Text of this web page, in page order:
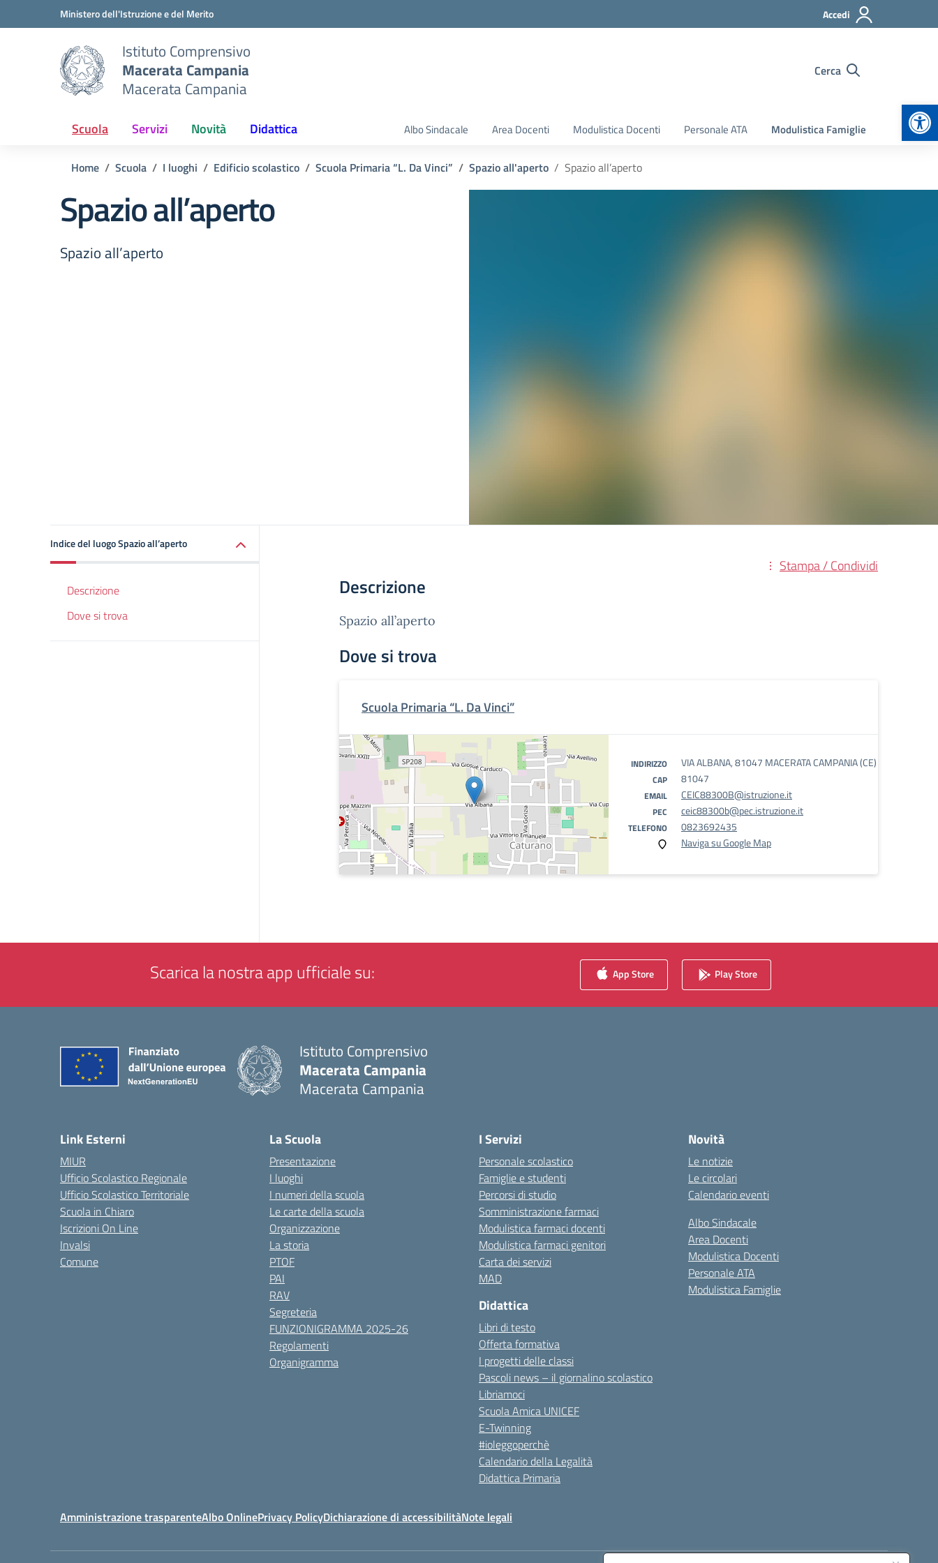
Vai ai contenuti
Vai al menu di navigazioneMinistero dell'Istruzione e del Merito Accedi
Istituto Comprensivo
Macerata Campania
Macerata Campania
Cerca
Scuola Servizi Novità Didattica Albo Sindacale Area Docenti Modulistica Docenti Personale ATA Modulistica Famiglie
Home Scuola I luoghi Edificio scolastico Scuola Primaria “L. Da Vinci” Spazio all'aperto Spazio all’aperto
Spazio all’aperto
Spazio all’aperto
Indice del luogo Spazio all’aperto
Descrizione
Dove si trova
Stampa / Condividi
Descrizione
Spazio all’aperto
Dove si trova
Scuola Primaria “L. Da Vinci”
INDIRIZZO VIA ALBANA, 81047 MACERATA CAMPANIA (CE)
CAP 81047
EMAIL CEIC88300B@istruzione.it
PEC ceic88300b@pec.istruzione.it
TELEFONO
0823692435
Naviga su Google Map
Scarica la nostra app ufficiale su: App Store Play Store
Istituto Comprensivo
Macerata Campania
Macerata Campania
Link Esterni
MIUR
Ufficio Scolastico Regionale
Ufficio Scolastico Territoriale
Scuola in Chiaro
Iscrizioni On Line
Invalsi
Comune
La Scuola
Presentazione
I luoghi
I numeri della scuola
Le carte della scuola
Organizzazione
La storia
PTOF
PAI
RAV
Segreteria
FUNZIONIGRAMMA 2025-26
Regolamenti
Organigramma
I Servizi
Personale scolastico
Famiglie e studenti
Percorsi di studio
Somministrazione farmaci
Modulistica farmaci docenti
Modulistica farmaci genitori
Carta dei servizi
MAD
Didattica
Libri di testo
Offerta formativa
I progetti delle classi
Pascoli news – il giornalino scolastico
Libriamoci
Scuola Amica UNICEF
E-Twinning
#ioleggoperchè
Calendario della Legalità
Didattica Primaria
Novità
Le notizie
Le circolari
Calendario eventi
Albo Sindacale
Area Docenti
Modulistica Docenti
Personale ATA
Modulistica Famiglie
Amministrazione trasparenteAlbo OnlinePrivacy PolicyDichiarazione di accessibilitàNote legali